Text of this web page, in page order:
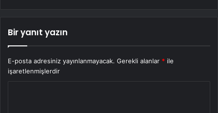
Bir yanıt yazın
E-posta adresiniz yayınlanmayacak. Gerekli alanlar * ile
işaretlenmişlerdir